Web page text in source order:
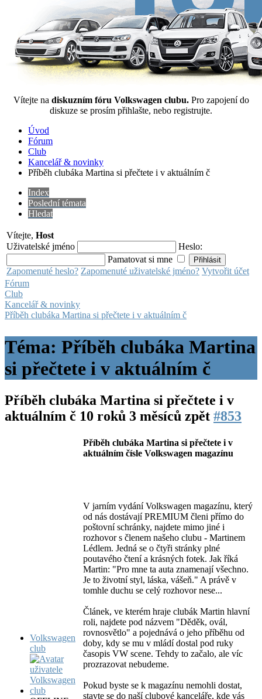
Vítejte na diskuzním fóru Volkswagen clubu. Pro zapojení do
diskuze se prosím přihlašte, nebo registrujte.
Úvod
Fórum
Club
Kancelář & novinky
Příběh clubáka Martina si přečtete i v aktuálním č
Index
Poslední témata
Hledat
Vítejte, Host
Uživatelské jméno
Heslo:
Pamatovat si mne
Zapomenuté heslo? Zapomenuté uživatelské jméno? Vytvořit účet
Fórum
Club
Kancelář & novinky
Příběh clubáka Martina si přečtete i v aktuálním č
Téma: Příběh clubáka Martina
si přečtete i v aktuálním č
Příběh clubáka Martina si přečtete i v
aktuálním č 10 roků 3 měsíců zpět #853
Volkswagen
club
Příběh clubáka Martina si přečtete i v
aktuálním čísle Volkswagen magazínu
V jarním vydání Volkswagen magazínu, který
od nás dostávají PREMIUM členi přímo do
poštovní schránky, najdete mimo jiné i
rozhovor s členem našeho clubu - Martinem
Lédlem. Jedná se o čtyři stránky plné
poutavého čtení a krásných fotek. Jak říká
Martin: "Pro mne ta auta znamenají všechno.
Je to životní styl, láska, vášeň." A právě v
tomhle duchu se celý rozhovor nese...
Článek, ve kterém hraje clubák Martin hlavní
roli, najdete pod názvem "Děděk, ovál,
rovnosvětlo" a pojednává o jeho příběhu od
doby, kdy se mu v mládí dostal pod ruky
časopis VW scene. Tehdy to začalo, ale víc
prozrazovat nebudeme.
Pokud byste se k magazínu nemohli dostat,
stavte se do naší clubové kanceláře, kde vás